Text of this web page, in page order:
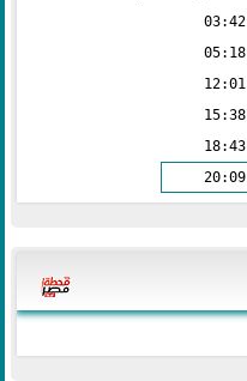
03:42
05:18
12:01
15:38
18:43
20:09